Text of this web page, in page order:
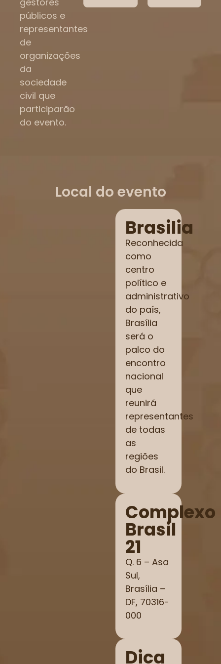
públicos e
representantes
de
organizações
da
sociedade
civil que
participarão
do evento.
Local do evento
Brasilia
Reconhecida
como
centro
político e
administrativo
do país,
Brasília
será o
palco do
encontro
nacional
que
reunirá
representantes
de todas
as
regiões
do Brasil.
Complexo
Brasil
21
Q. 6 – Asa
Sul,
Brasília –
DF, 70316-
000
Dica